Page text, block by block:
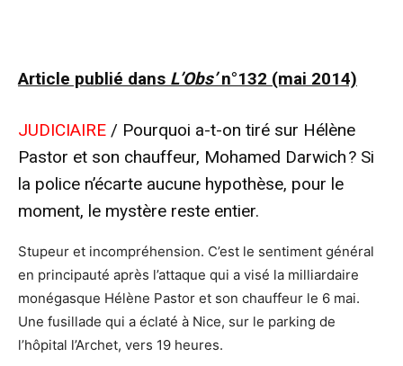
Article publié dans L’Obs’n°132 (mai 2014)
JUDICIAIRE / Pourquoi a-t-on tiré sur Hélène
Pastor et son chauffeur, Mohamed Darwich ? Si
la police n’écarte aucune hypothèse, pour le
moment, le mystère reste entier.
Stupeur et incompréhension. C’est le sentiment général
en principauté après l’attaque qui a visé la milliardaire
monégasque Hélène Pastor et son chauffeur le 6 mai.
Une fusillade qui a éclaté à Nice, sur le parking de
l’hôpital l’Archet, vers 19 heures.